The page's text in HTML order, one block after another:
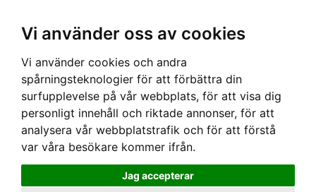
Vi använder oss av cookies
Vi använder cookies och andra
spårningsteknologier för att förbättra din
surfupplevelse på vår webbplats, för att visa dig
personligt innehåll och riktade annonser, för att
analysera vår webbplatstrafik och för att förstå
var våra besökare kommer ifrån.
Jag accepterar
Hem› HERR›T-SHIRT › EIGHT MONDAY T-SHIRT - CUSTOM RACE